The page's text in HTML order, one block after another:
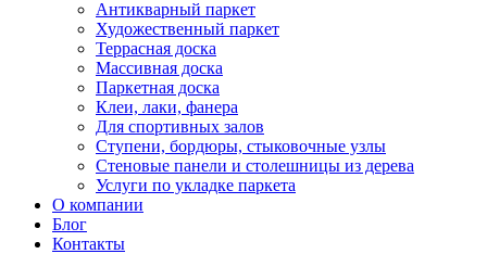
Антикварный паркет
Художественный паркет
Террасная доска
Массивная доска
Паркетная доска
Клеи, лаки, фанера
Для спортивных залов
Ступени, бордюры, стыковочные узлы
Стеновые панели и столешницы из дерева
Услуги по укладке паркета
О компании
Блог
Контакты